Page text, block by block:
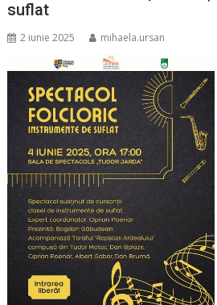
suflat
2 iunie 2025 mihaela.ursan